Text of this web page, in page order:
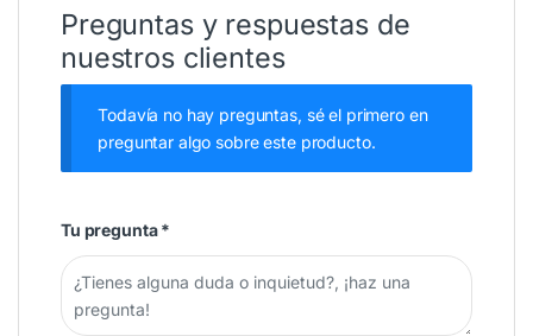
Preguntas y respuestas de
nuestros clientes
Todavía no hay preguntas, sé el primero en
preguntar algo sobre este producto.
Tu pregunta*